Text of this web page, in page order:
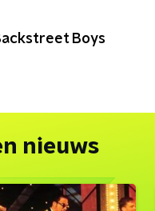
Boys
nieuws